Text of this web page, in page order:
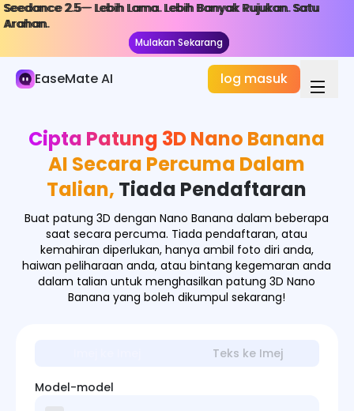
Seedance 2.5— Lebih Lama. Lebih Banyak Rujukan. Satu
Arahan.
Mulakan Sekarang
Seedance 2.5— Lebih Lama. Lebih Banyak Rujukan. Satu
Arahan.
Mulakan Sekarang
EaseMate AI log masuk
Imej AI
Generator Gambar
Kesan Gambar
Alat Gambar
Model Gambar
Cipta Patung 3D Nano Banana
AI Secara Percuma Dalam
Talian, Tiada Pendaftaran
Buat patung 3D dengan Nano Banana dalam beberapa
saat secara percuma. Tiada pendaftaran, atau
kemahiran diperlukan, hanya ambil foto diri anda,
haiwan peliharaan anda, atau bintang kegemaran anda
dalam talian untuk menghasilkan patung 3D Nano
Banana yang boleh dikumpul sekarang!
Teks ke Imej
Model-model